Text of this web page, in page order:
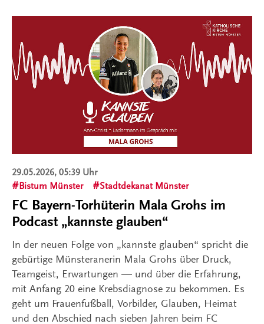
29.05.2026, 05:39 Uhr
Bistum Münster
Stadtdekanat Münster
FC Bayern-Torhüterin Mala Grohs im
Podcast „kannste glauben“
In der neuen Folge von „kannste glauben“ spricht die
gebürtige Münsteranerin Mala Grohs über Druck,
Teamgeist, Erwartungen — und über die Erfahrung,
mit Anfang 20 eine Krebsdiagnose zu bekommen. Es
geht um Frauenfußball, Vorbilder, Glauben, Heimat
und den Abschied nach sieben Jahren beim FC